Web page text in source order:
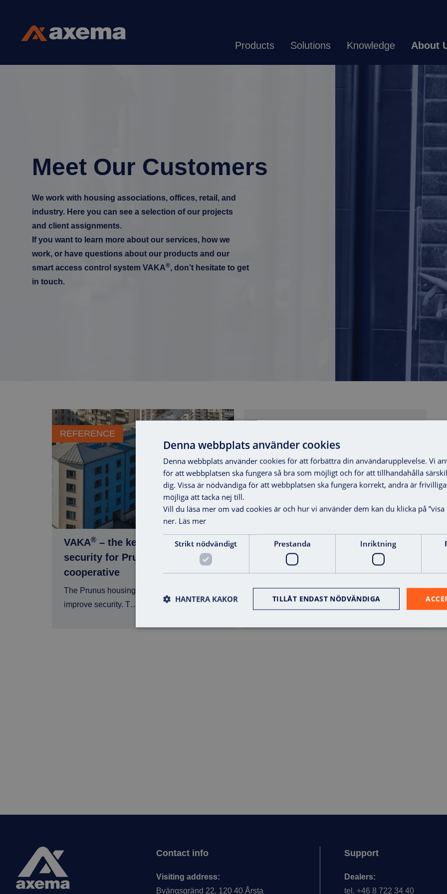
Skip to content
Products Solutions Knowledge About
Meet Our Customers
We work with housing associations, offices, retail, and
industry. Here you can see a selection of our projects
and client assignments.
If you want to learn more about our services, how we
work, or have questions about our products and our
smart access control system VAKA®, don’t hesitate to get
in touch.
VAKA® – the key to increased security for Prunus housing cooperative
REFERENCE
VAKA® – the key to increased
security for Prunus housing
cooperative
The Prunus housing cooperative needed to
improve security. T…
Show all Flerbostadshus
Kontor
Multi-family
buildings
Övrigt Skolor
Contact info
Visiting address:
Byängsgränd 22, 120 40 Årsta
Support
Dealers:
tel. +46 8 722 34 40
Denna webbplats använder cookies
Denna webbplats använder cookies för att förbättra din användarupplevelse. Vi
för att webbplatsen ska fungera så bra som möjligt och för att tillhandahålla
dig. Vissa är nödvändiga för att webbplatsen ska fungera korrekt, andra är
möjliga att tacka nej till.
Vill du läsa mer om vad cookies är och hur vi använder dem kan du klicka på ”visa
ner. Läs mer
Strikt nödvändigt Prestanda Inriktning
TILLÅT ENDAST NÖDVÄNDIGA
HANTERA KAKOR